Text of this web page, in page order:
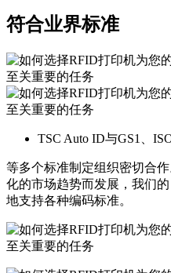
符合业界标准
TSC Auto ID与GS1、
等多个标准制定组织密切合
化的市场趋势而发展，我们
地支持各种编码标准。